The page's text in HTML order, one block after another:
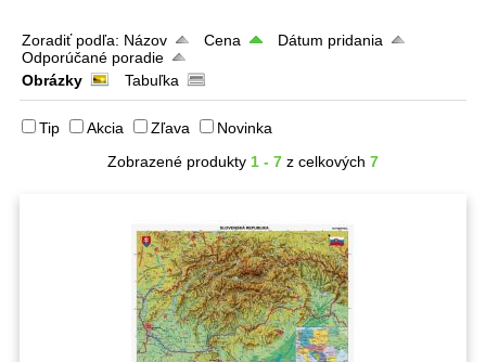
Zoradiť podľa: Názov Cena
Dátum pridania
Odporúčané poradie
Obrázky
Tabuľka
Tip Akcia Zľava
Novinka
Zobrazené produkty 1 - 7 z celkových 7